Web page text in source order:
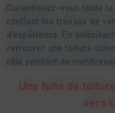
Garantissez-vous toute
confiant les travaux de
d’expérience. En
retrouver une toiture
rôle pendant de
Une fuite de
vers